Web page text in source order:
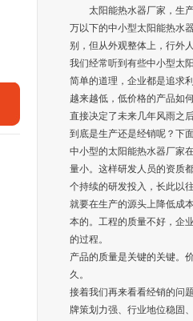
太阳能热水器厂家，生
万以下的中小型太阳能热水
别，但从外观整体上，行外
我们经常听到有些中小型太
简单的道理，企业都是追求
越来越低，低价格的产品如
直接决定了未来几年风雨之
到底是生产还是经销呢？下
中小型的太阳能热水器厂家
量小。这样研发人员的资质
个持续的研发投入，长此以
就要在生产的源头上降低成
本的。工程的质量不好，企
的过程。
产品的质量是关键的关键。
久。
接着我们再来看看经销的问
牌策划力强、行业地位稳固